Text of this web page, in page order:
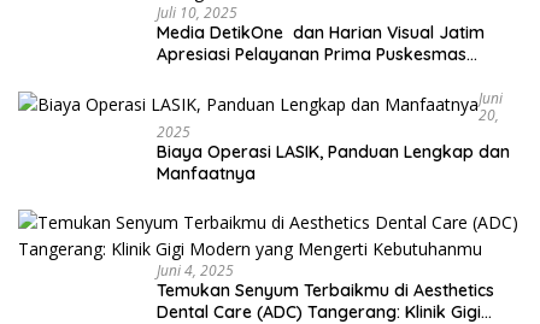
Juli 10, 2025
Media DetikOne dan Harian Visual Jatim
Apresiasi Pelayanan Prima Puskesmas
Juni
20,
2025
Biaya Operasi LASIK, Panduan Lengkap dan
Manfaatnya
Juni 4, 2025
Temukan Senyum Terbaikmu di Aesthetics
Dental Care (ADC) Tangerang: Klinik Gigi